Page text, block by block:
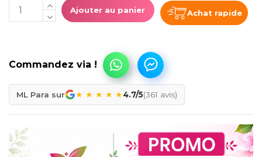
Ajouter au panier Achat rapide
ML Para sur ★ ★ ★ ★ ★4.7/5(361 avis)